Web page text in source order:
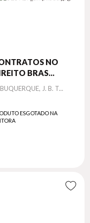
NO
BRAS...
J. B. T...
ESGOTADO NA